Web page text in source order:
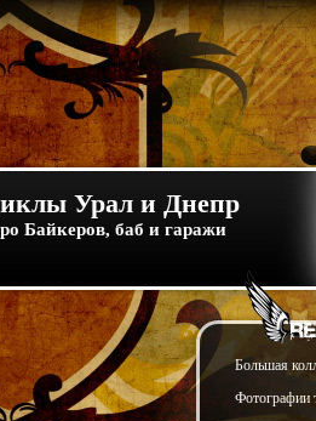
Урал и Днепр
Байкеров, баб и гаражи
Большая
Фотографии